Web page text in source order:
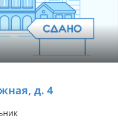
д. 4